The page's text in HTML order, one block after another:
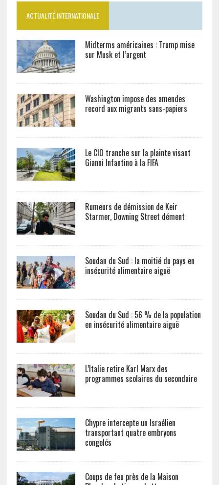
ACTUALITÉ INTERNATIONALE
Midterms américaines : Trump mise
sur Musk et l’argent
Washington impose des amendes
record aux migrants sans-papiers
Le CIO tranche sur la plainte visant
Gianni Infantino à la FIFA
Rumeurs de démission de Keir
Starmer, Downing Street dément
Soudan du Sud : la moitié du pays en
insécurité alimentaire aiguë
Soudan du Sud : 56 % de la population
en insécurité alimentaire aiguë
L’Italie retire Karl Marx des
programmes scolaires du secondaire
Chypre intercepte un Israélien
transportant quatre embryons
congelés
Coups de feu près de la Maison